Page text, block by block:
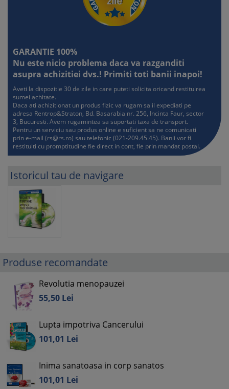
GARANTIE 100%
Nu este nicio problema daca va razganditi
asupra achizitiei dvs.! Primiti toti banii inapoi!
Aveti la dispozitie 30 de zile in care puteti solicita oricand restituirea
sumei achitate.
Daca ati achizitionat un produs fizic va rugam sa il expediati pe
adresa Rentrop&Straton, Bd. Basarabia nr. 256, Incinta Faur, sector
3, Bucuresti. Avem rugamintea sa suportati taxa de transport.
Pentru un serviciu sau produs online e suficient sa ne comunicati
prin e-mail (rs@rs.ro) sau telefonic (021-209.45.45). Banii vor fi
restituiti cu promptitudine fie direct in cont, fie prin mandat postal.
Istoricul tau de navigare
Produse recomandate
Revolutia menopauzei
55,50 Lei
Lupta impotriva Cancerului
101,01 Lei
Inima sanatoasa in corp sanatos
101,01 Lei